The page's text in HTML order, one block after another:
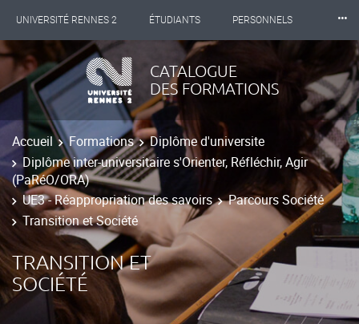
UNIVERSITÉ RENNES 2 ÉTUDIANTS PERSONNELS
INTERNATIONAL PROFESSIONNELS BIBLIOTHÈQUES
LES NOUVELLES DE RENNES 2
⸱⸱⸱
CATALOGUE
DES FORMATIONS
Accueil Formations
Diplôme d'universite
Diplôme inter-universitaire s'Orienter, Réfléchir, Agir
(PaRéO/ORA)
UE3 - Réappropriation des savoirs
Parcours Société
Transition et Société
TRANSITION ET
SOCIÉTÉ